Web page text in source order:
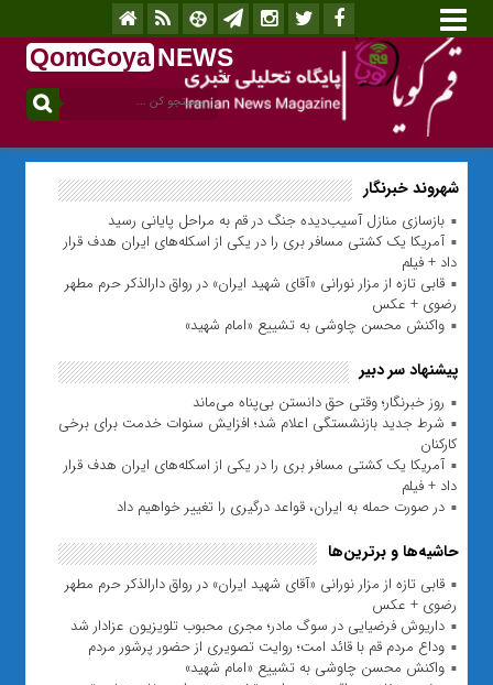
QomGoya NEWS
.ir
شهروند خبرنگار
بازسازی منازل آسیب‌دیده جنگ در قم به مراحل پایانی رسید
آمریکا یک کشتی مسافر بری را در یکی از اسکله‌های ایران هدف قرار
داد + فیلم
قابی تازه از مزار نورانی «آقای شهید ایران» در رواق دارالذکر حرم مطهر
رضوی + عکس
واکنش محسن چاوشی به تشییع «امام شهید»
پیشنهاد سر دبیر
روز خبرنگار؛ وقتی حق دانستن بی‌پناه می‌ماند
شرط جدید بازنشستگی اعلام شد؛ افزایش سنوات خدمت برای برخی
کارکنان
آمریکا یک کشتی مسافر بری را در یکی از اسکله‌های ایران هدف قرار
داد + فیلم
در صورت حمله به ایران، قواعد درگیری را تغییر خواهیم داد
حاشیه‌ها و برترین‌ها
قابی تازه از مزار نورانی «آقای شهید ایران» در رواق دارالذکر حرم مطهر
رضوی + عکس
داریوش فرضیایی در سوگ مادر؛ مجری محبوب تلویزیون عزادار شد
وداع مردم قم با قائد امت؛ روایت تصویری از حضور پرشور مردم
واکنش محسن چاوشی به تشییع «امام شهید»